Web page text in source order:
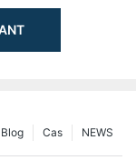
NEWS
Cas
Blog